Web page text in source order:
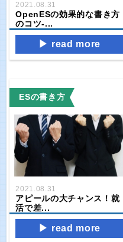
2021.08.31
OpenESの効果的な書き方
のコツ‐...
read more
ESの書き方
2021.08.31
アピールの大チャンス！就
活で差...
read more